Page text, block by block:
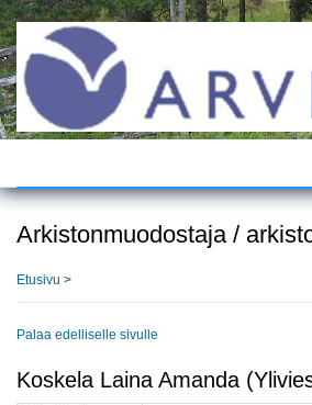
Hyppää
pääsisältöön
Arkistonmuodostaja /
Etusivu >
Palaa edelliselle sivulle
Koskela Laina Amanda